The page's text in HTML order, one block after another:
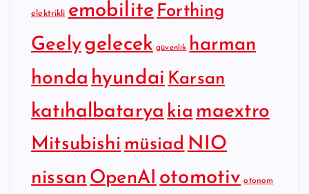
elektrikli emobilite Forthing
Geelygelecek güvenlik harman
honda hyundai Karsan
katıhalbatarya kia maextro
Mitsubishi müsiad NIO
nissan OpenAI otomotiv otonom